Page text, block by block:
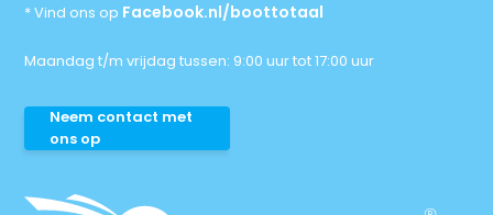
* Vind ons op Facebook.nl/boottotaal
Maandag t/m vrijdag tussen: 9:00 uur tot 17:00 uur
Neem contact met
ons op